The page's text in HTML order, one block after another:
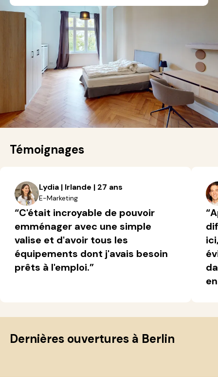
Témoignages
Lydia | Irlande | 27 ans
E-Marketing
“C'était incroyable de pouvoir
emménager avec une simple
valise et d'avoir tous les
équipements dont j'avais besoin
prêts à l'emploi.”
Dernières ouvertures à Berlin